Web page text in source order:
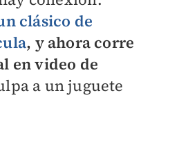
clásico de
, y ahora corre
en video de
a un juguete